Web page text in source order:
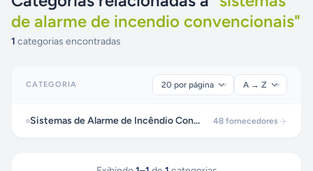
de alarme de incendio convencionais"
1 categorias encontradas
CATEGORIA
Sistemas de Alarme de Incêndio Convencionais 48 fornecedores